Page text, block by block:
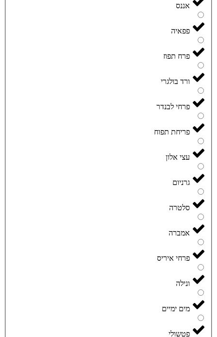
אננס
פפאיה
פרח תפוז
ורד בולגרי
פרחי לבנדר
פריחת תפוח
עצי אלון
גרניום
סלטרה
אמברה
פרחי איריס
ונילה
מים ימיים
פטשולי